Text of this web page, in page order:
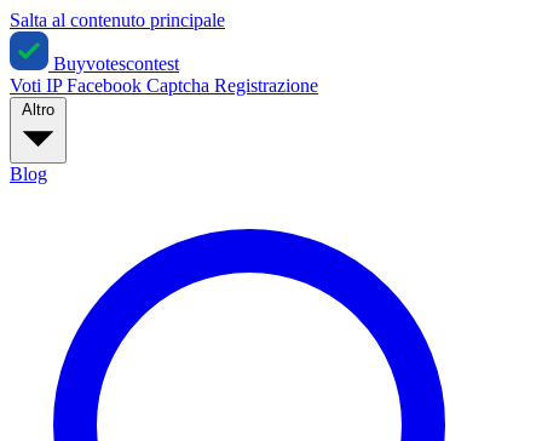
Salta al contenuto principale
Buyvotescontest
Voti IPFacebook Captcha Registrazione
Blog